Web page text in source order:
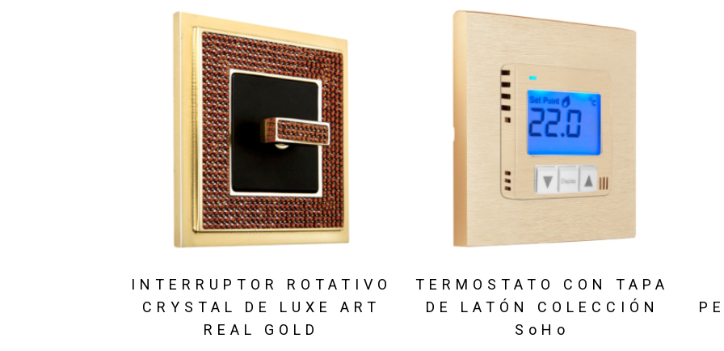
INTERRUPTOR ROTATIVO
CRYSTAL DE LUXE ART
REAL GOLD
TERMOSTATO CON TAPA
DE LATÓN COLECCIÓN
SoHo